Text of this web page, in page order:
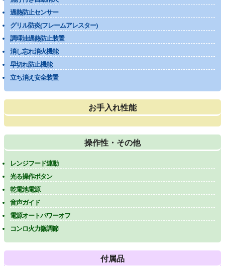
過熱防止センサー
グリル防炎(フレームアレスター)
調理油過熱防止装置
消し忘れ消火機能
早切れ防止機能
立ち消え安全装置
お手入れ性能
操作性・その他
レンジフード連動
光る操作ボタン
乾電池電源
音声ガイド
電源オートパワーオフ
コンロ火力微調節
付属品